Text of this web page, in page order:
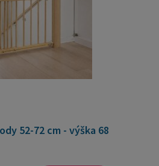
52-72 cm - výška 68